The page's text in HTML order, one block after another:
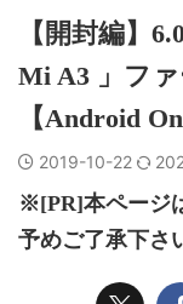
【開封編】
Mi A3 」フ
【Android
2019-10-22
※[PR]本ページ
予めご了承下さ